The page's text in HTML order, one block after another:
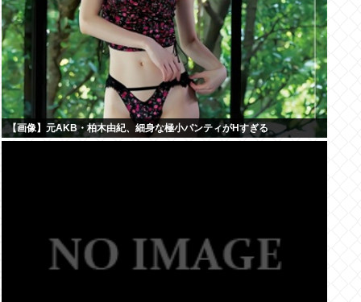
【画像】元AKB・柏木由紀、細身な極小パンティがHすぎる